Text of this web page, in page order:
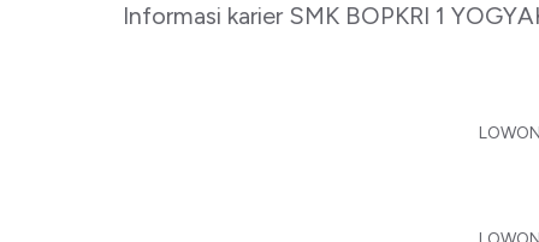
Informasi karier SMK BOPKRI 1